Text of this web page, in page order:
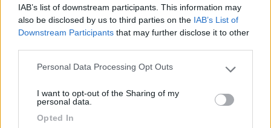
IAB’s list of downstream participants. This information may
also be disclosed by us to third parties on the IAB’s List of
Downstream Participants that may further disclose it to other
Please note that this website/app uses one or more Google
not limited to your visit or usage behaviour. You may click to
grant or deny consent to Google and its third-party tags to
use your data for below specified purposes in below Google
Personal Data Processing Opt Outs
I want to opt-out of the Sharing of my
personal data.
Opted In
Servizi / Posizione
L’agricampeggio è situato nell’entroterra di S.Loren...